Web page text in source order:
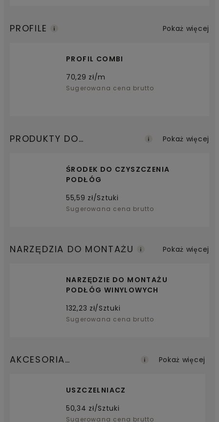
PROFILE
PROFIL COMBI
70,29 zł/m
Sugerowana cena brutto
Pokaż więcej
PRODUKTY DO
ŚRODEK DO CZYSZCZENIA
PODŁÓG
55,59 zł/Sztuki
Sugerowana cena brutto
Pokaż więcej
NARZĘDZIA DO MONTAŻU
NARZĘDZIE DO MONTAŻU
PODŁÓG WINYLOWYCH
132,23 zł/Sztuki
Sugerowana cena brutto
Pokaż więcej
AKCESORIA
USZCZELNIACZ
50,34 zł/Sztuki
Sugerowana cena brutto
Pokaż więcej